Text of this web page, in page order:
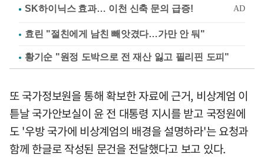
효린 "절친에게 남친 빼앗겼다…가만 안 둬"
황기순 "원정 도박으로 전 재산 잃고 필리핀 도피"
또 국가정보원을 통해 확보한 자료에 근거, 비상계엄 이
튿날 국가안보실이 윤 전 대통령 지시를 받고 국정원에
도 '우방 국가에 비상계엄의 배경을 설명하라'는 요청과
함께 한글로 작성된 문건을 전달했다고 보고 있다.